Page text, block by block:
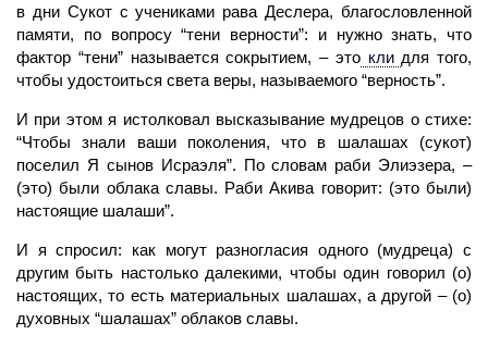
в дни Сукот с учениками рава Деслера, благословленной
памяти, по вопросу “тени верности”: и нужно знать, что
фактор “тени” называется сокрытием, – этокли для того,
чтобы удостоиться света веры, называемого “верность”.
И при этом я истолковал высказывание мудрецов о стихе:
“Чтобы знали ваши поколения, что в шалашах (сукот)
поселил Я сынов Исраэля”. По словам раби Элиэзера, –
(это) были облака славы. Раби Акива говорит: (это были)
настоящие шалаши”.
И я спросил: как могут разногласия одного (мудреца) с
другим быть настолько далекими, чтобы один говорил (о)
настоящих, то есть материальных шалашах, а другой – (о)
духовных “шалашах” облаков славы.